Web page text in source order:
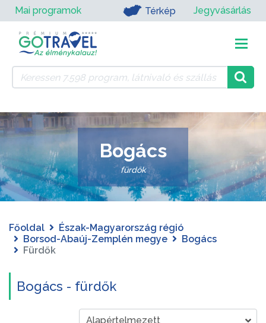
Mai programok Térkép Jegyvásárlás
Bogács
fürdők
Főoldal
Észak-Magyarország régió
Borsod-Abaúj-Zemplén megye
Bogács
Fürdők
Bogács - fürdők